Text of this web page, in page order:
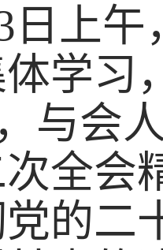
日上
学习
与会
次全会
的二